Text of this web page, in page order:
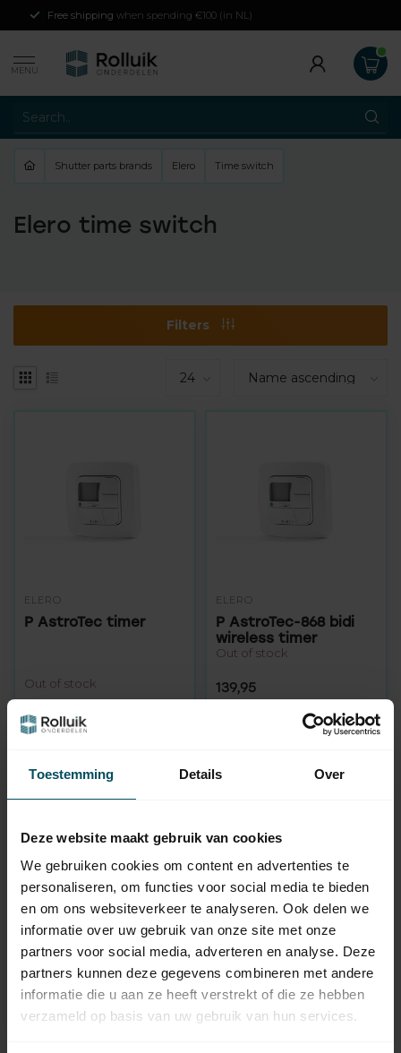
Toestemming Details Over
Deze website maakt gebruik van cookies
We gebruiken cookies om content en advertenties te
personaliseren, om functies voor social media te bieden
en om ons websiteverkeer te analyseren. Ook delen we
informatie over uw gebruik van onze site met onze
partners voor social media, adverteren en analyse. Deze
partners kunnen deze gegevens combineren met andere
informatie die u aan ze heeft verstrekt of die ze hebben
verzameld op basis van uw gebruik van hun services.
Free shipping when spending €100 (in NL)
MENU
Shutter parts brands Elero Time switch
Elero time switch
Filters
ELERO
P AstroTec timer
Out of stock
ELERO
P AstroTec-868 bidi
wireless timer
Out of stock
139,95
ELERO
Surface-mount
housing
In stock